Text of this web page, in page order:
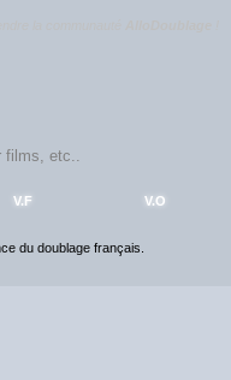
V.F V.O
du doublage français.